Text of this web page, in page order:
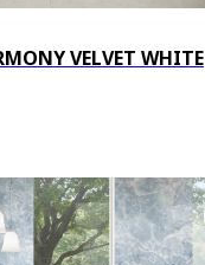
VELVET WHITE